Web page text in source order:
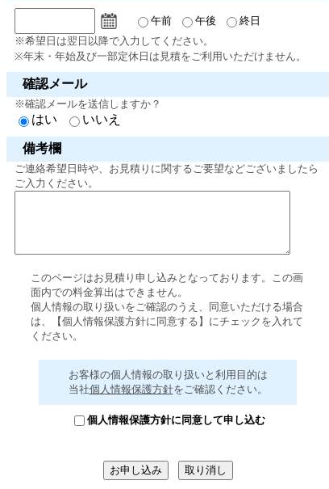
午前 午後
終日
※希望日は翌日以降で入力してください。
※年末・年始及び一部定休日は見積をご利用いただけません。
確認メール
※確認メールを送信しますか？
はい
いいえ
備考欄
ご連絡希望日時や、お見積りに関するご要望などございましたら
ご入力ください。
このページはお見積り申し込みとなっております。この画
面内での料金算出はできません。
個人情報の取り扱いをご確認のうえ、同意いただける場合
は、【個人情報保護方針に同意する】にチェックを入れて
ください。
お客様の個人情報の取り扱いと利用目的は
当社個人情報保護方針をご確認ください。
個人情報保護方針に同意して申し込む